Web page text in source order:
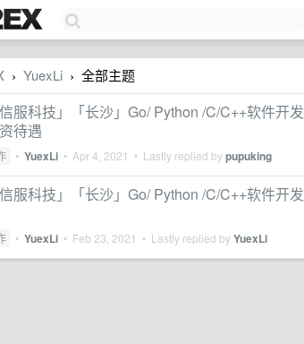
› YuexLi › 全部主题
信服科技」「长沙」Go/ Python /C/C++软件
待遇
• YuexLi • Apr 4, 2021 • Lastly replied bypupuking
信服科技」「长沙」Go/ Python /C/C++软件
• YuexLi • Feb 23, 2021 • Lastly replied byYuexLi